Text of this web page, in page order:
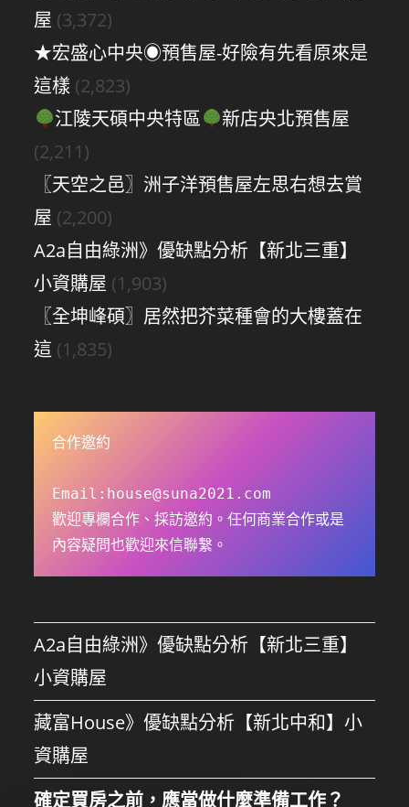
屋 (3,372)
★宏盛心中央◉預售屋-好險有先看原來是
這樣 (2,823)
江陵天碩中央特區
新店央北預售屋
(2,211)
〖天空之邑〗洲子洋預售屋左思右想去賞
屋 (2,200)
A2a自由綠洲》優缺點分析【新北三重】
小資購屋 (1,903)
〖全坤峰碩〗居然把芥菜種會的大樓蓋在
這 (1,835)
合作邀約
Email: house@suna2021.com
歡迎專欄合作、採訪邀約。任何商業合作或是
內容疑問也歡迎來信聯繫。
A2a自由綠洲》優缺點分析【新北三重】
小資購屋
藏富House》優缺點分析【新北中和】小
資購屋
確定買房之前，應當做什麼準備工作？